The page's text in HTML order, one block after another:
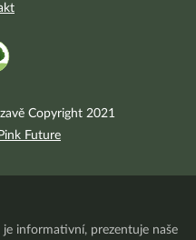
Copyright 2021
Future
informativní, prezentuje naše